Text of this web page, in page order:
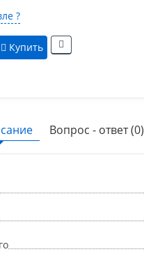
?
Купить
Вопрос - ответ (0)